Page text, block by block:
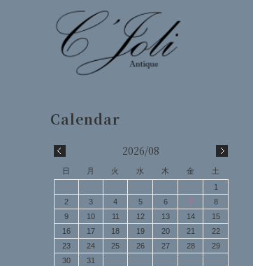
2026/08
日 月 火 水 木 金
土
1
2
3 4 5 6 7
8
9
10 11 12 13 14
15
16
17 18 19 20 21
22
23
24 25 26 27 28
29
30
31